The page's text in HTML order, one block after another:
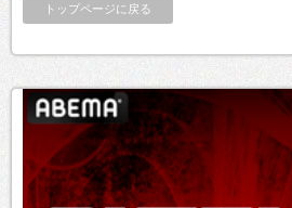
トップページに戻る